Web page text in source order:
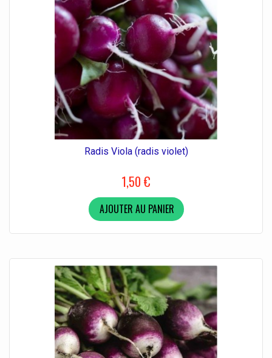
Radis Viola (radis violet)
1,50 €
AJOUTER AU PANIER